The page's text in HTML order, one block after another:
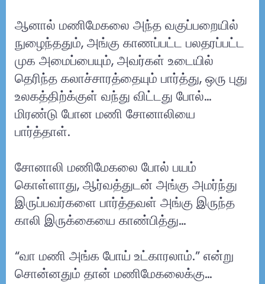
ஆனால் மணிமேகலை அந்த வகுப்பறையில்
நுழைந்ததும், அங்கு காணப்பட்ட பலதரப்பட்ட
முக அமைப்பையும், அவர்கள் உடையில்
தெரிந்த கலாச்சாரத்தையும் பார்த்து, ஒரு புது
உலகத்திற்க்குள் வந்து விட்டது போல்…
மிரண்டு போன மணி சோனாலியை
பார்த்தாள்.
சோனாலி மணிமேகலை போல் பயம்
கொள்ளாது, ஆர்வத்துடன் அங்கு அமர்ந்து
இருப்பவர்களை பார்த்தவள் அங்கு இருந்த
காலி இருக்கையை காண்பித்து…
“வா மணி அங்க போய் உட்காரலாம்.” என்று
சொன்னதும் தான் மணிமேகலைக்கு…